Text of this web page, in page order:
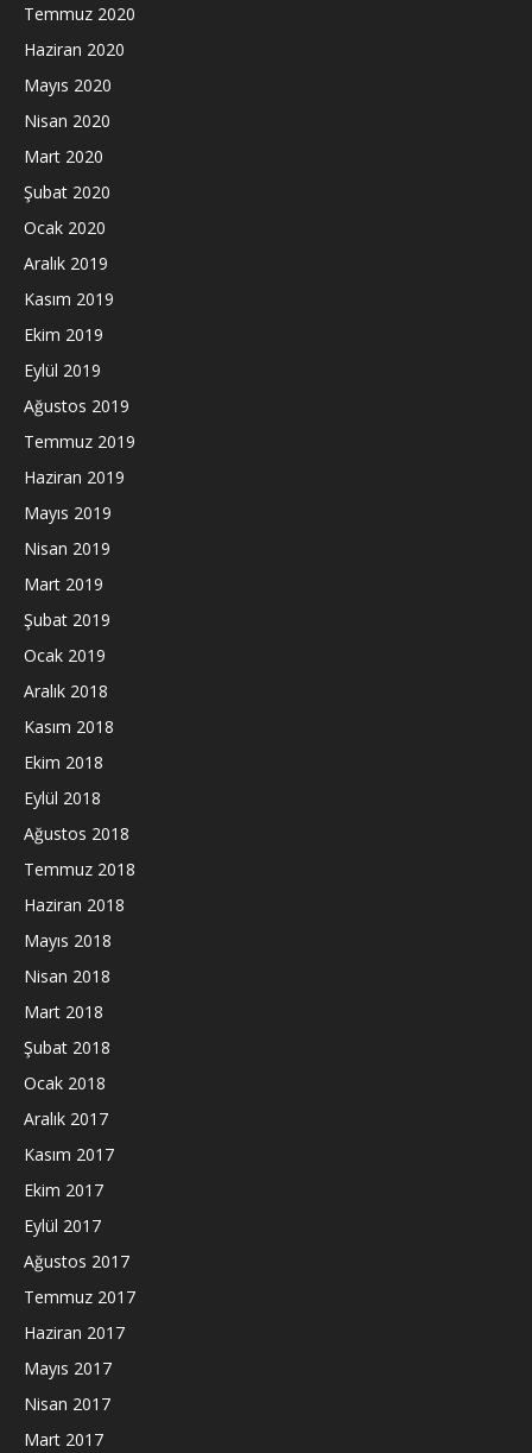
Temmuz 2020
Haziran 2020
Mayıs 2020
Nisan 2020
Mart 2020
Şubat 2020
Ocak 2020
Aralık 2019
Kasım 2019
Ekim 2019
Eylül 2019
Ağustos 2019
Temmuz 2019
Haziran 2019
Mayıs 2019
Nisan 2019
Mart 2019
Şubat 2019
Ocak 2019
Aralık 2018
Kasım 2018
Ekim 2018
Eylül 2018
Ağustos 2018
Temmuz 2018
Haziran 2018
Mayıs 2018
Nisan 2018
Mart 2018
Şubat 2018
Ocak 2018
Aralık 2017
Kasım 2017
Ekim 2017
Eylül 2017
Ağustos 2017
Temmuz 2017
Haziran 2017
Mayıs 2017
Nisan 2017
Mart 2017